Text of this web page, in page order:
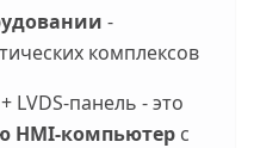
-
комплексов
LVDS-панель - это
HMI-компьютер с